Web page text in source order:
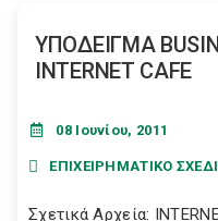
ΥΠΟΔΕΙΓΜΑ
INTERNET CAFE
08 Ιουνίου, 2011
ΕΠΙΧΕΙΡΗΜΑΤΙΚΟ
Σχετικά Αρχεία: